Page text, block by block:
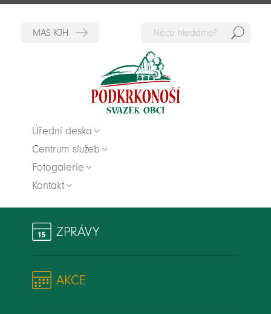
Úřední deska
Centrum služeb
Fotogalerie
Kontakt
ZPRÁVY
AKCE